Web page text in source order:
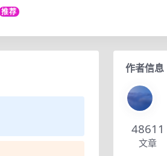
推荐
作者信息
48611
文章